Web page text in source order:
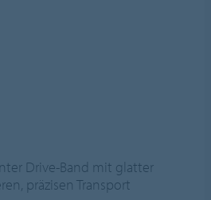
Drive-Band mit glatter
präzisen Transport